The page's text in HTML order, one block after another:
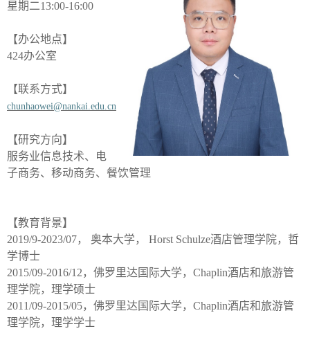
星期二13:00-16:00
【办公地点】
424办公室
【联系方式】
chunhaowei@nankai.edu.cn
【研究方向】
服务业信息技术、电
子商务、移动商务、餐饮管理
【教育背景】
2019/9-2023/07， 奥本大学， Horst Schulze酒店管理学院，哲
学博士
2015/09-2016/12 ，佛罗里达国际大学， Chaplin酒店和旅游管
理学院，理学硕士
2011/09-2015/05，佛罗里达国际大学， Chaplin酒店和旅游管
理学院，理学学士